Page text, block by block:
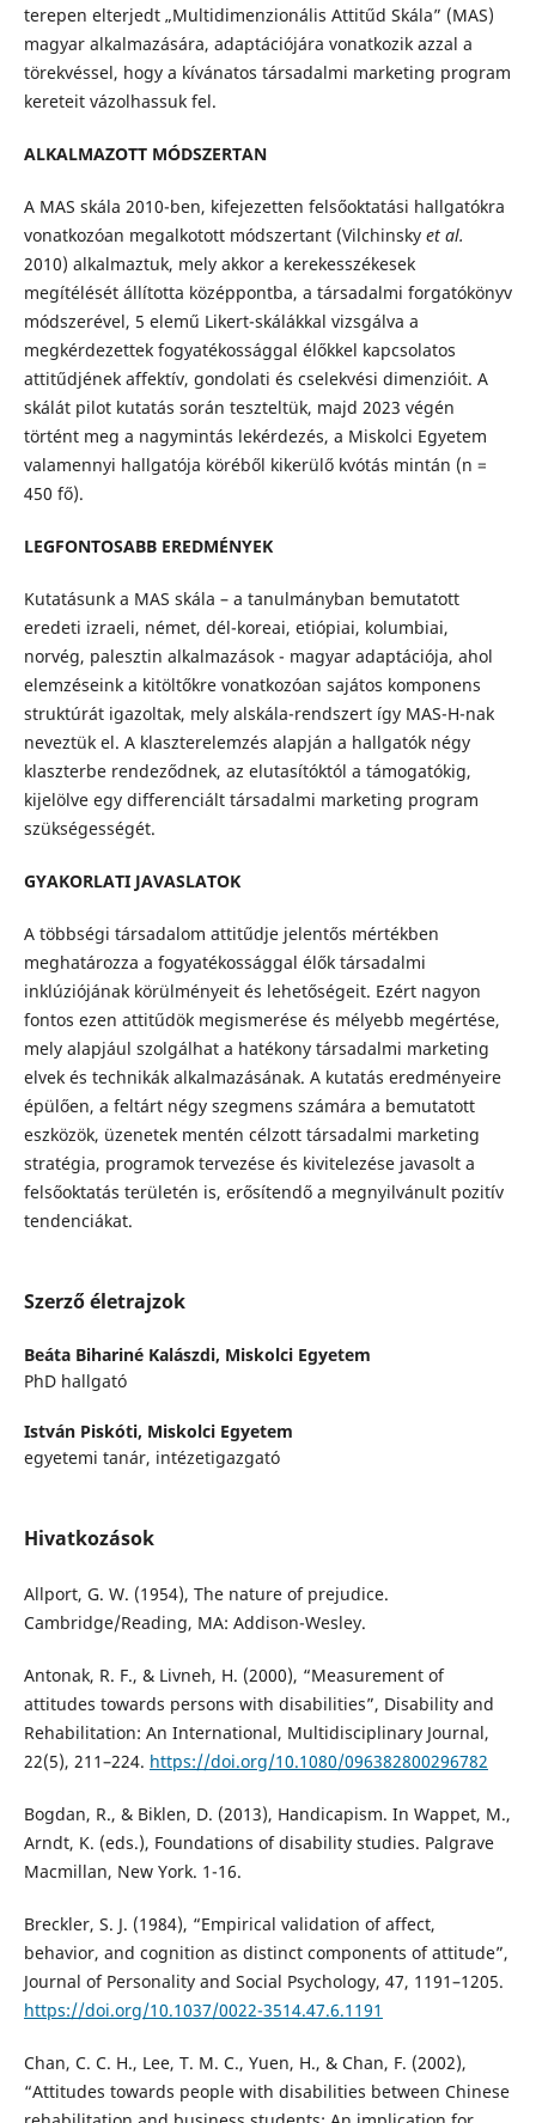
terepen elterjedt „Multidimenzionális Attitűd Skála” (MAS)
magyar alkalmazására, adaptációjára vonatkozik azzal a
törekvéssel, hogy a kívánatos társadalmi marketing program
kereteit vázolhassuk fel.
ALKALMAZOTT MÓDSZERTAN
A MAS skála 2010-ben, kifejezetten felsőoktatási hallgatókra
vonatkozóan megalkotott módszertant (Vilchinsky et al.
2010) alkalmaztuk, mely akkor a kerekesszékesek
megítélését állította középpontba, a társadalmi forgatókönyv
módszerével, 5 elemű Likert-skálákkal vizsgálva a
megkérdezettek fogyatékossággal élőkkel kapcsolatos
attitűdjének affektív, gondolati és cselekvési dimenzióit. A
skálát pilot kutatás során teszteltük, majd 2023 végén
történt meg a nagymintás lekérdezés, a Miskolci Egyetem
valamennyi hallgatója köréből kikerülő kvótás mintán (n =
450 fő).
LEGFONTOSABB EREDMÉNYEK
Kutatásunk a MAS skála – a tanulmányban bemutatott
eredeti izraeli, német, dél-koreai, etiópiai, kolumbiai,
norvég, palesztin alkalmazások - magyar adaptációja, ahol
elemzéseink a kitöltőkre vonatkozóan sajátos komponens
struktúrát igazoltak, mely alskála-rendszert így MAS-H-nak
neveztük el. A klaszterelemzés alapján a hallgatók négy
klaszterbe rendeződnek, az elutasítóktól a támogatókig,
kijelölve egy differenciált társadalmi marketing program
szükségességét.
GYAKORLATI JAVASLATOK
A többségi társadalom attitűdje jelentős mértékben
meghatározza a fogyatékossággal élők társadalmi
inklúziójának körülményeit és lehetőségeit. Ezért nagyon
fontos ezen attitűdök megismerése és mélyebb megértése,
mely alapjául szolgálhat a hatékony társadalmi marketing
elvek és technikák alkalmazásának. A kutatás eredményeire
épülően, a feltárt négy szegmens számára a bemutatott
eszközök, üzenetek mentén célzott társadalmi marketing
stratégia, programok tervezése és kivitelezése javasolt a
felsőoktatás területén is, erősítendő a megnyilvánult pozitív
tendenciákat.
Szerző életrajzok
Beáta Bihariné Kalászdi, Miskolci Egyetem
PhD hallgató
István Piskóti, Miskolci Egyetem
egyetemi tanár, intézetigazgató
Hivatkozások
Allport, G. W. (1954), The nature of prejudice.
Cambridge/Reading, MA: Addison-Wesley.
Antonak, R. F., & Livneh, H. (2000), “Measurement of
attitudes towards persons with disabilities”, Disability and
Rehabilitation: An International, Multidisciplinary Journal,
22(5), 211–224. https://doi.org/10.1080/096382800296782
Bogdan, R., & Biklen, D. (2013), Handicapism. In Wappet, M.,
Arndt, K. (eds.), Foundations of disability studies. Palgrave
Macmillan, New York. 1-16.
Breckler, S. J. (1984), “Empirical validation of affect,
behavior, and cognition as distinct components of attitude”,
Journal of Personality and Social Psychology, 47, 1191–1205.
https://doi.org/10.1037/0022-3514.47.6.1191
Chan, C. C. H., Lee, T. M. C., Yuen, H., & Chan, F. (2002),
“Attitudes towards people with disabilities between Chinese